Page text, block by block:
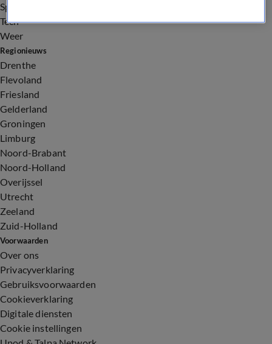
Sport
Tech
Weer
Regionieuws
Drenthe
Flevoland
Friesland
Gelderland
Groningen
Limburg
Noord-Brabant
Noord-Holland
Overijssel
Utrecht
Zeeland
Zuid-Holland
Voorwaarden
Over ons
Privacyverklaring
Gebruiksvoorwaarden
Cookieverklaring
Digitale diensten
Cookie instellingen